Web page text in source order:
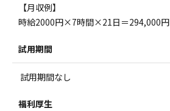
【月収例】
時給2000円×7時間×21日＝294,000円
試用期間
試用期間なし
福利厚生